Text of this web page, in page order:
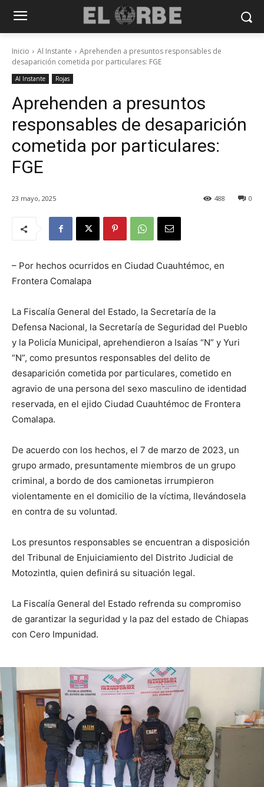
Inicio Al Instante
Aprehenden a presuntos responsables de
desaparición cometida por particulares: FGE
Al Instante Rojas
Aprehenden a presuntos
responsables de desaparición
cometida por particulares:
FGE
23 mayo, 2025 0
488
– Por hechos ocurridos en Ciudad Cuauhtémoc, en
Frontera Comalapa
La Fiscalía General del Estado, la Secretaría de la
Defensa Nacional, la Secretaría de Seguridad del Pueblo
y la Policía Municipal, aprehendieron a Isaías “N” y Yuri
“N”, como presuntos responsables del delito de
desaparición cometida por particulares, cometido en
agravio de una persona del sexo masculino de identidad
reservada, en el ejido Ciudad Cuauhtémoc de Frontera
Comalapa.
De acuerdo con los hechos, el 7 de marzo de 2023, un
grupo armado, presuntamente miembros de un grupo
criminal, a bordo de dos camionetas irrumpieron
violentamente en el domicilio de la víctima, llevándosela
en contra de su voluntad.
Los presuntos responsables se encuentran a disposición
del Tribunal de Enjuiciamiento del Distrito Judicial de
Motozintla, quien definirá su situación legal.
La Fiscalía General del Estado refrenda su compromiso
de garantizar la seguridad y la paz del estado de Chiapas
con Cero Impunidad.